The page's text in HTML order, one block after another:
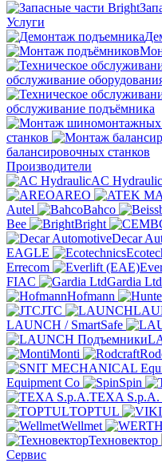
Услуги
обслуживание
обслуживание подъёмника
станков
балансировочных станков
Производители
AC Hydraulic
AREO
Autel
Bahco
Bee
Bright
Decar
EAGLE
Errecom
FIAC
Gardia Ltd
Hofmann
JTC
LAUNCH / SmartSafe
Monti
Equipment Co
Spin
TEXA S.p.A.
TOPTUL
Wellmet
Техновектор
Сервис